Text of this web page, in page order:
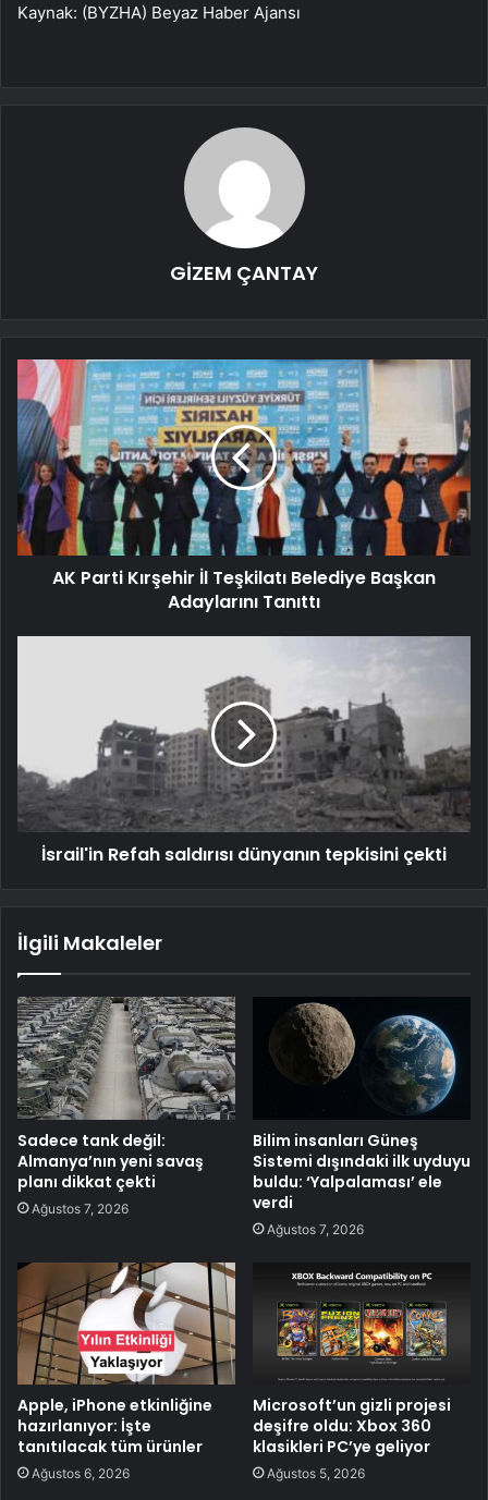
Kaynak: (BYZHA) Beyaz Haber Ajansı
GİZEM ÇANTAY
AK Parti Kırşehir İl Teşkilatı Belediye Başkan
Adaylarını Tanıttı
İsrail'in Refah saldırısı dünyanın tepkisini çekti
İlgili Makaleler
Sadece tank değil:
Almanya’nın yeni savaş
planı dikkat çekti
Ağustos 7, 2026
Bilim insanları Güneş
Sistemi dışındaki ilk uyduyu
buldu: ‘Yalpalaması’ ele
verdi
Ağustos 7, 2026
Apple, iPhone etkinliğine
hazırlanıyor: İşte
tanıtılacak tüm ürünler
Ağustos 6, 2026
Microsoft’un gizli projesi
deşifre oldu: Xbox 360
klasikleri PC’ye geliyor
Ağustos 5, 2026